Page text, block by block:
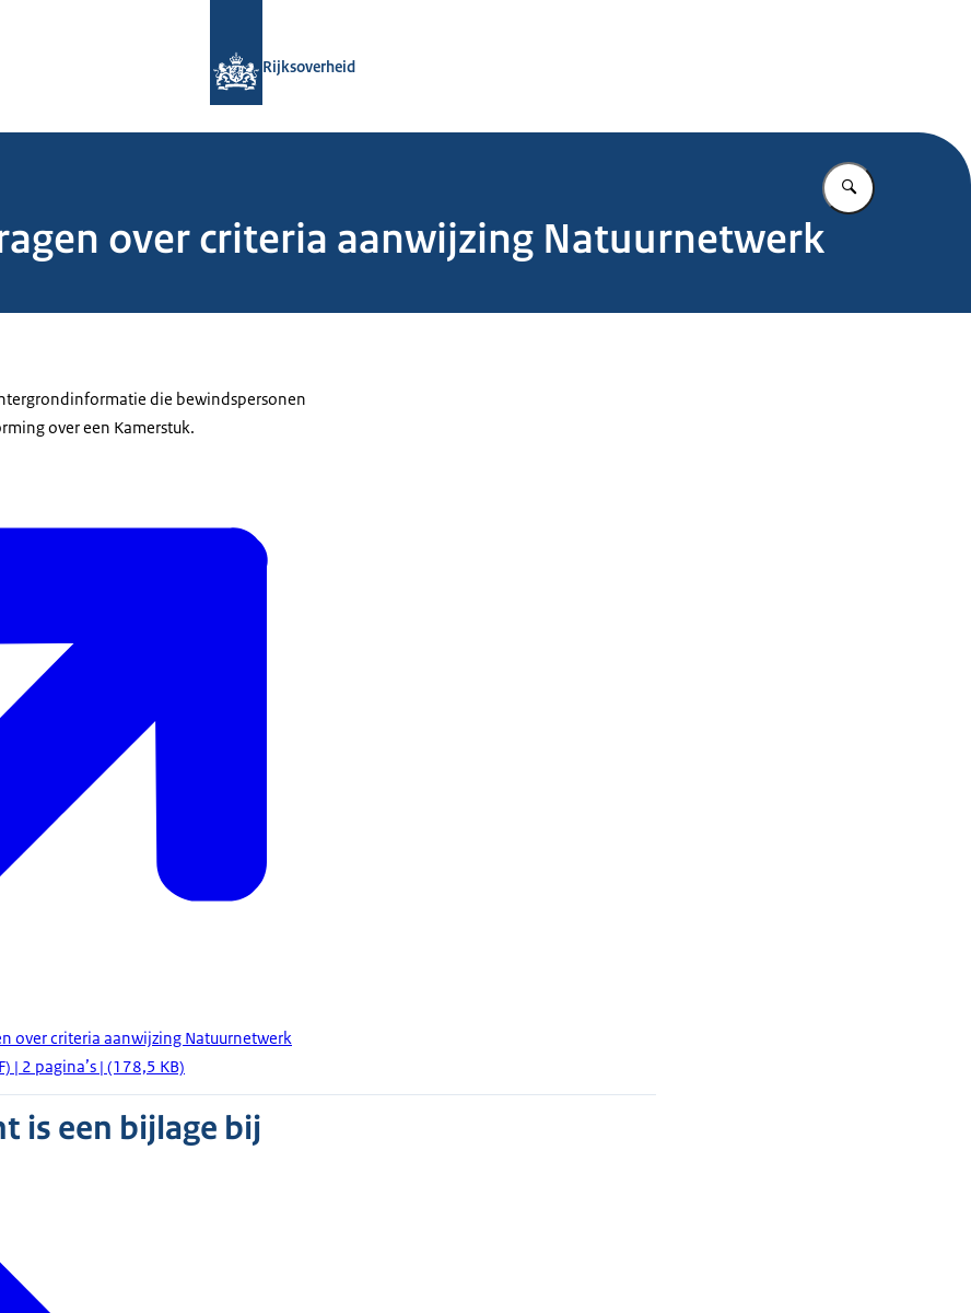
Rijksoverheid
Vul in wat u
over criteria aanwijzing Natuurnetwerk
die bewindspersonen
over een Kamerstuk.
over criteria aanwijzing Natuurnetwerk
| 2 pagina’s | (178,5 KB)
is een bijlage bij